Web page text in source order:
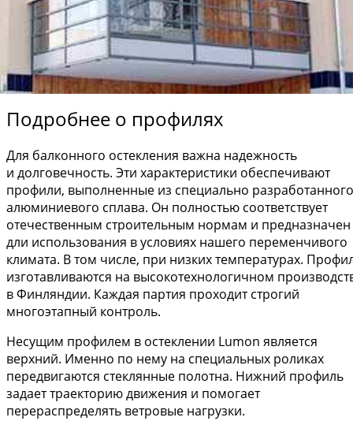
Подробнее о профилях
Для балконного остекления важна надежность
и долговечность. Эти характеристики обеспечивают
профили, выполненные из специально разработанного
алюминиевого сплава. Он полностью соответствует
отечественным строительным нормам и предназначен
дли использования в условиях нашего переменчивого
климата. В том числе, при низких температурах.
изготавливаются на высокотехнологичном
в Финляндии. Каждая партия проходит строгий
многоэтапный контроль.
Несущим профилем в остеклении Lumon является
верхний. Именно по нему на специальных роликах
передвигаются стеклянные полотна. Нижний профиль
задает траекторию движения и помогает
перераспределять ветровые нагрузки.